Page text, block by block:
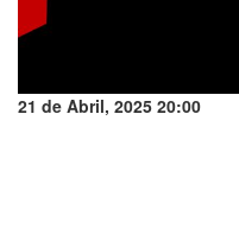
21 de Abril, 2025 20:00